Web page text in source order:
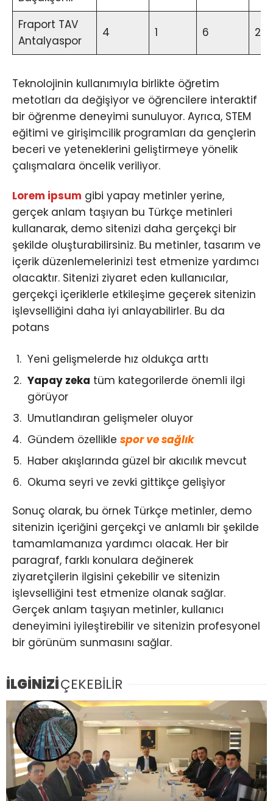
Fraport TAV
Antalyaspor
4 1 6 2
Teknolojinin kullanımıyla birlikte öğretim
metotları da değişiyor ve öğrencilere interaktif
bir öğrenme deneyimi sunuluyor. Ayrıca, STEM
eğitimi ve girişimcilik programları da gençlerin
beceri ve yeteneklerini geliştirmeye yönelik
çalışmalara öncelik veriliyor.
Lorem ipsum gibi yapay metinler yerine,
gerçek anlam taşıyan bu Türkçe metinleri
kullanarak, demo sitenizi daha gerçekçi bir
şekilde oluşturabilirsiniz. Bu metinler, tasarım ve
içerik düzenlemelerinizi test etmenize yardımcı
olacaktır. Sitenizi ziyaret eden kullanıcılar,
gerçekçi içeriklerle etkileşime geçerek sitenizin
işlevselliğini daha iyi anlayabilirler. Bu da
potans
Yeni gelişmelerde hız oldukça arttı
Yapay zeka tüm kategorilerde önemli ilgi
görüyor
Umutlandıran gelişmeler oluyor
Gündem özellikle spor ve sağlık
Haber akışlarında güzel bir akıcılık mevcut
Okuma seyri ve zevki gittikçe gelişiyor
Sonuç olarak, bu örnek Türkçe metinler, demo
sitenizin içeriğini gerçekçi ve anlamlı bir şekilde
tamamlamanıza yardımcı olacak. Her bir
paragraf, farklı konulara değinerek
ziyaretçilerin ilgisini çekebilir ve sitenizin
işlevselliğini test etmenize olanak sağlar.
Gerçek anlam taşıyan metinler, kullanıcı
deneyimini iyileştirebilir ve sitenizin profesyonel
bir görünüm sunmasını sağlar.
İLGİNİZİÇEKEBİLİR